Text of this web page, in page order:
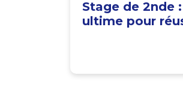
Stage de 2nde
ultime pour